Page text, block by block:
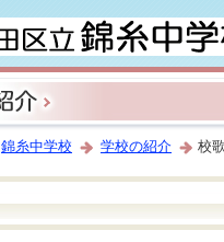
錦糸中学校 学校の紹介 校歌